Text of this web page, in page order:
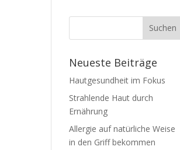
Neueste Beiträge
Hautgesundheit im Fokus
Strahlende Haut durch
Ernährung
Allergie auf natürliche Weise
in den Griff bekommen